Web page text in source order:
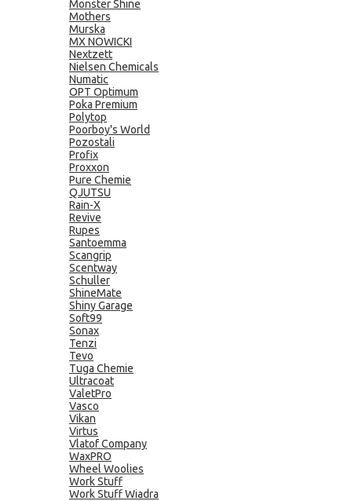
Monster Shine
Mothers
Murska
MX NOWICKI
Nextzett
Nielsen Chemicals
Numatic
OPT Optimum
Poka Premium
Polytop
Poorboy's World
Pozostali
Profix
Proxxon
Pure Chemie
QJUTSU
Rain-X
Revive
Rupes
Santoemma
Scangrip
Scentway
Schuller
ShineMate
Shiny Garage
Soft99
Sonax
Tenzi
Tevo
Tuga Chemie
Ultracoat
ValetPro
Vasco
Vikan
Virtus
Vlatof Company
WaxPRO
Wheel Woolies
Work Stuff
Work Stuff Wiadra